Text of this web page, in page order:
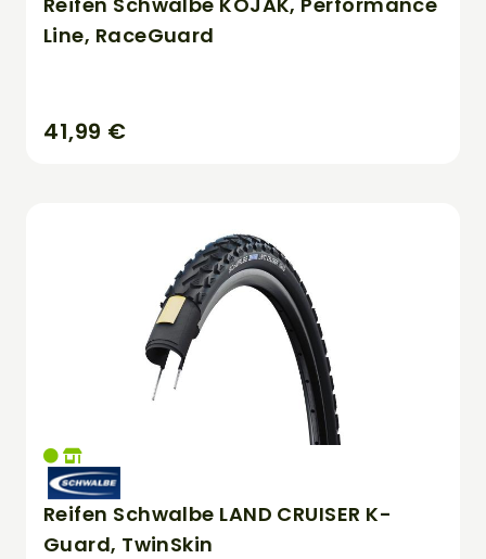
Line, RaceGuard
41,99 €
Reifen Schwalbe LAND CRUISER K-
Guard, TwinSkin